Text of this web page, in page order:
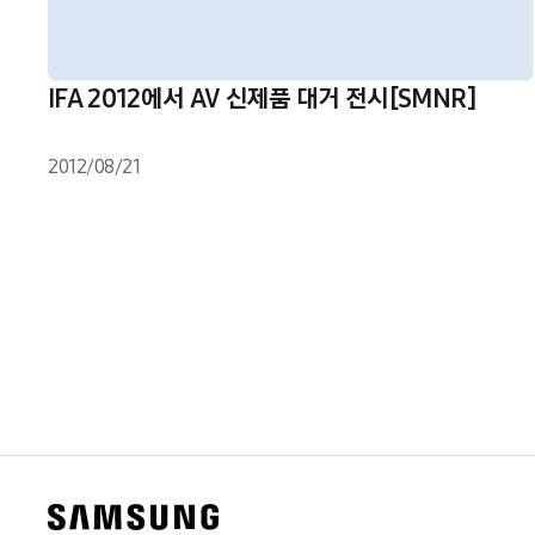
IFA 2012에서 AV 신제품 대거 전시[SMNR]
2012/08/21